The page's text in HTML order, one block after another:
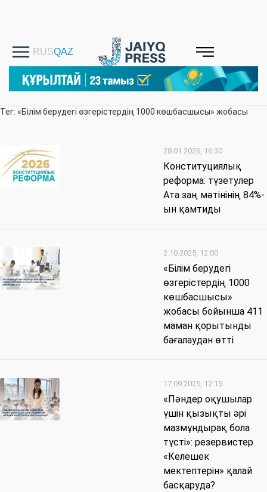
Тег: «Білім берудегі өзгерістердің 1000 көшбасшысы» жобасы
28.01.2026, 16:30
Конституциялық
реформа: түзетулер
Ата заң мәтінінің 84%-
ын қамтиды
2.10.2025, 12:00
«Білім берудегі
өзгерістердің 1000
көшбасшысы»
жобасы бойынша 411
маман қорытынды
бағалаудан өтті
17.09.2025, 12:15
«Пәндер оқушылар
үшін қызықты әрі
мазмұндырақ бола
түсті»: резервистер
«Келешек
мектептерін» қалай
басқаруда?